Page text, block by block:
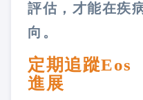
評估，才能在疾
向。
定期追蹤
進展